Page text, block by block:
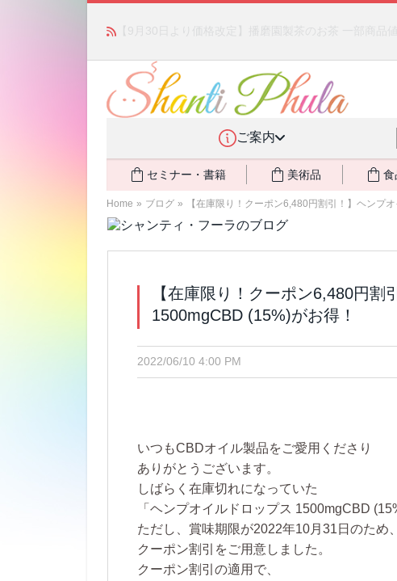
ご案内
セミナー・書籍 美術品 食
Home » ブログ » 【在庫限り！クーポン6,480円割引！】ヘンプ
【在庫限り！クーポン6,480円
1500mgCBD (15%)がお得！
2022/06/10 4:00 PM
いつもCBDオイル製品をご愛用くださり
ありがとうございます。
しばらく在庫切れになっていた
「ヘンプオイルドロップス 1500mgCBD
ただし、賞味期限が2022年10月31日のため、
クーポン割引をご用意しました。
クーポン割引の適用で、